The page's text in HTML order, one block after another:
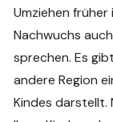
Umziehen früher
Nachwuchs
sprechen. Es
andere Region
Kindes darstellt.